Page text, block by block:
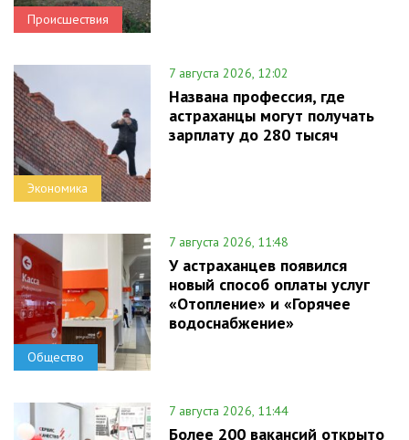
Происшествия
Экономика
7 августа 2026, 12:02
Названа профессия, где
астраханцы могут получать
зарплату до 280 тысяч
Общество
7 августа 2026, 11:48
У астраханцев появился
новый способ оплаты услуг
«Отопление» и «Горячее
водоснабжение»
7 августа 2026, 11:44
Более 200 вакансий открыто